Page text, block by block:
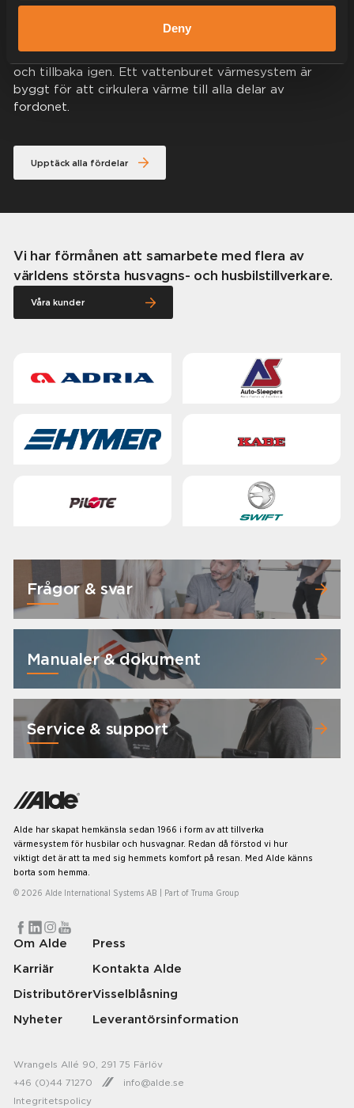
Deny
skapar en kontinuerlig och skonsam cirkulation av
värme från väggarna, till innertaket, fordonets mitt
och tillbaka igen. Ett vattenburet värmesystem är
byggt för att cirkulera värme till alla delar av
fordonet.
Upptäck alla fördelar
Vi har förmånen att samarbete med flera av
världens största husvagns- och husbilstillverkare.
Våra kunder
Frågor & svar
Manualer & dokument
Service & support
Alde har skapat hemkänsla sedan 1966 i form av att tillverka
värmesystem för husbilar och husvagnar. Redan då förstod vi hur
viktigt det är att ta med sig hemmets komfort på resan. Med Alde känns
borta som hemma.
© 2026 Alde International Systems AB | Part of Truma Group
Om Alde
Karriär
Distributörer
Nyheter
Press
Kontakta Alde
Visselblåsning
Leverantörsinformation
Integritetspolicy
Wrangels Allé 90, 291 75 Färlöv
+46 (0)44 71270
info@alde.se